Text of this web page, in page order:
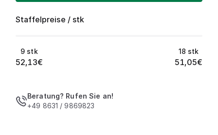
Staffelpreise / stk
9 stk
52,13€
18 stk
51,05€
Beratung? Rufen Sie an!
+49 8631 / 9869823